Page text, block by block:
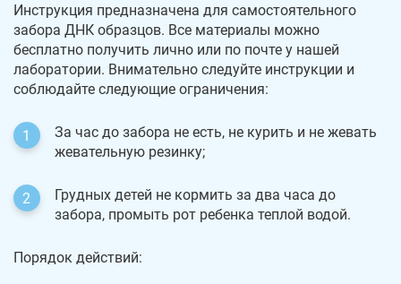
Инструкция предназначена для самостоятельного
забора ДНК образцов. Все материалы можно
бесплатно получить лично или по почте у нашей
лаборатории. Внимательно следуйте инструкции и
соблюдайте следующие ограничения:
За час до забора не есть, не курить и не жевать
жевательную резинку;
Грудных детей не кормить за два часа до
забора, промыть рот ребенка теплой водой.
Порядок действий: